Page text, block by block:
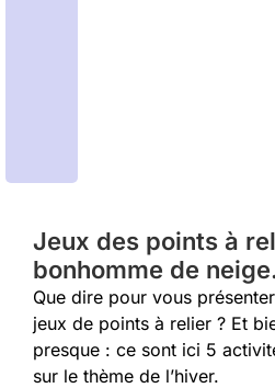
Jeux des points à
bonhomme de
Que dire pour vous
jeux de points à relier ? Et
presque : ce sont ici 5
sur le thème de l’hiver.